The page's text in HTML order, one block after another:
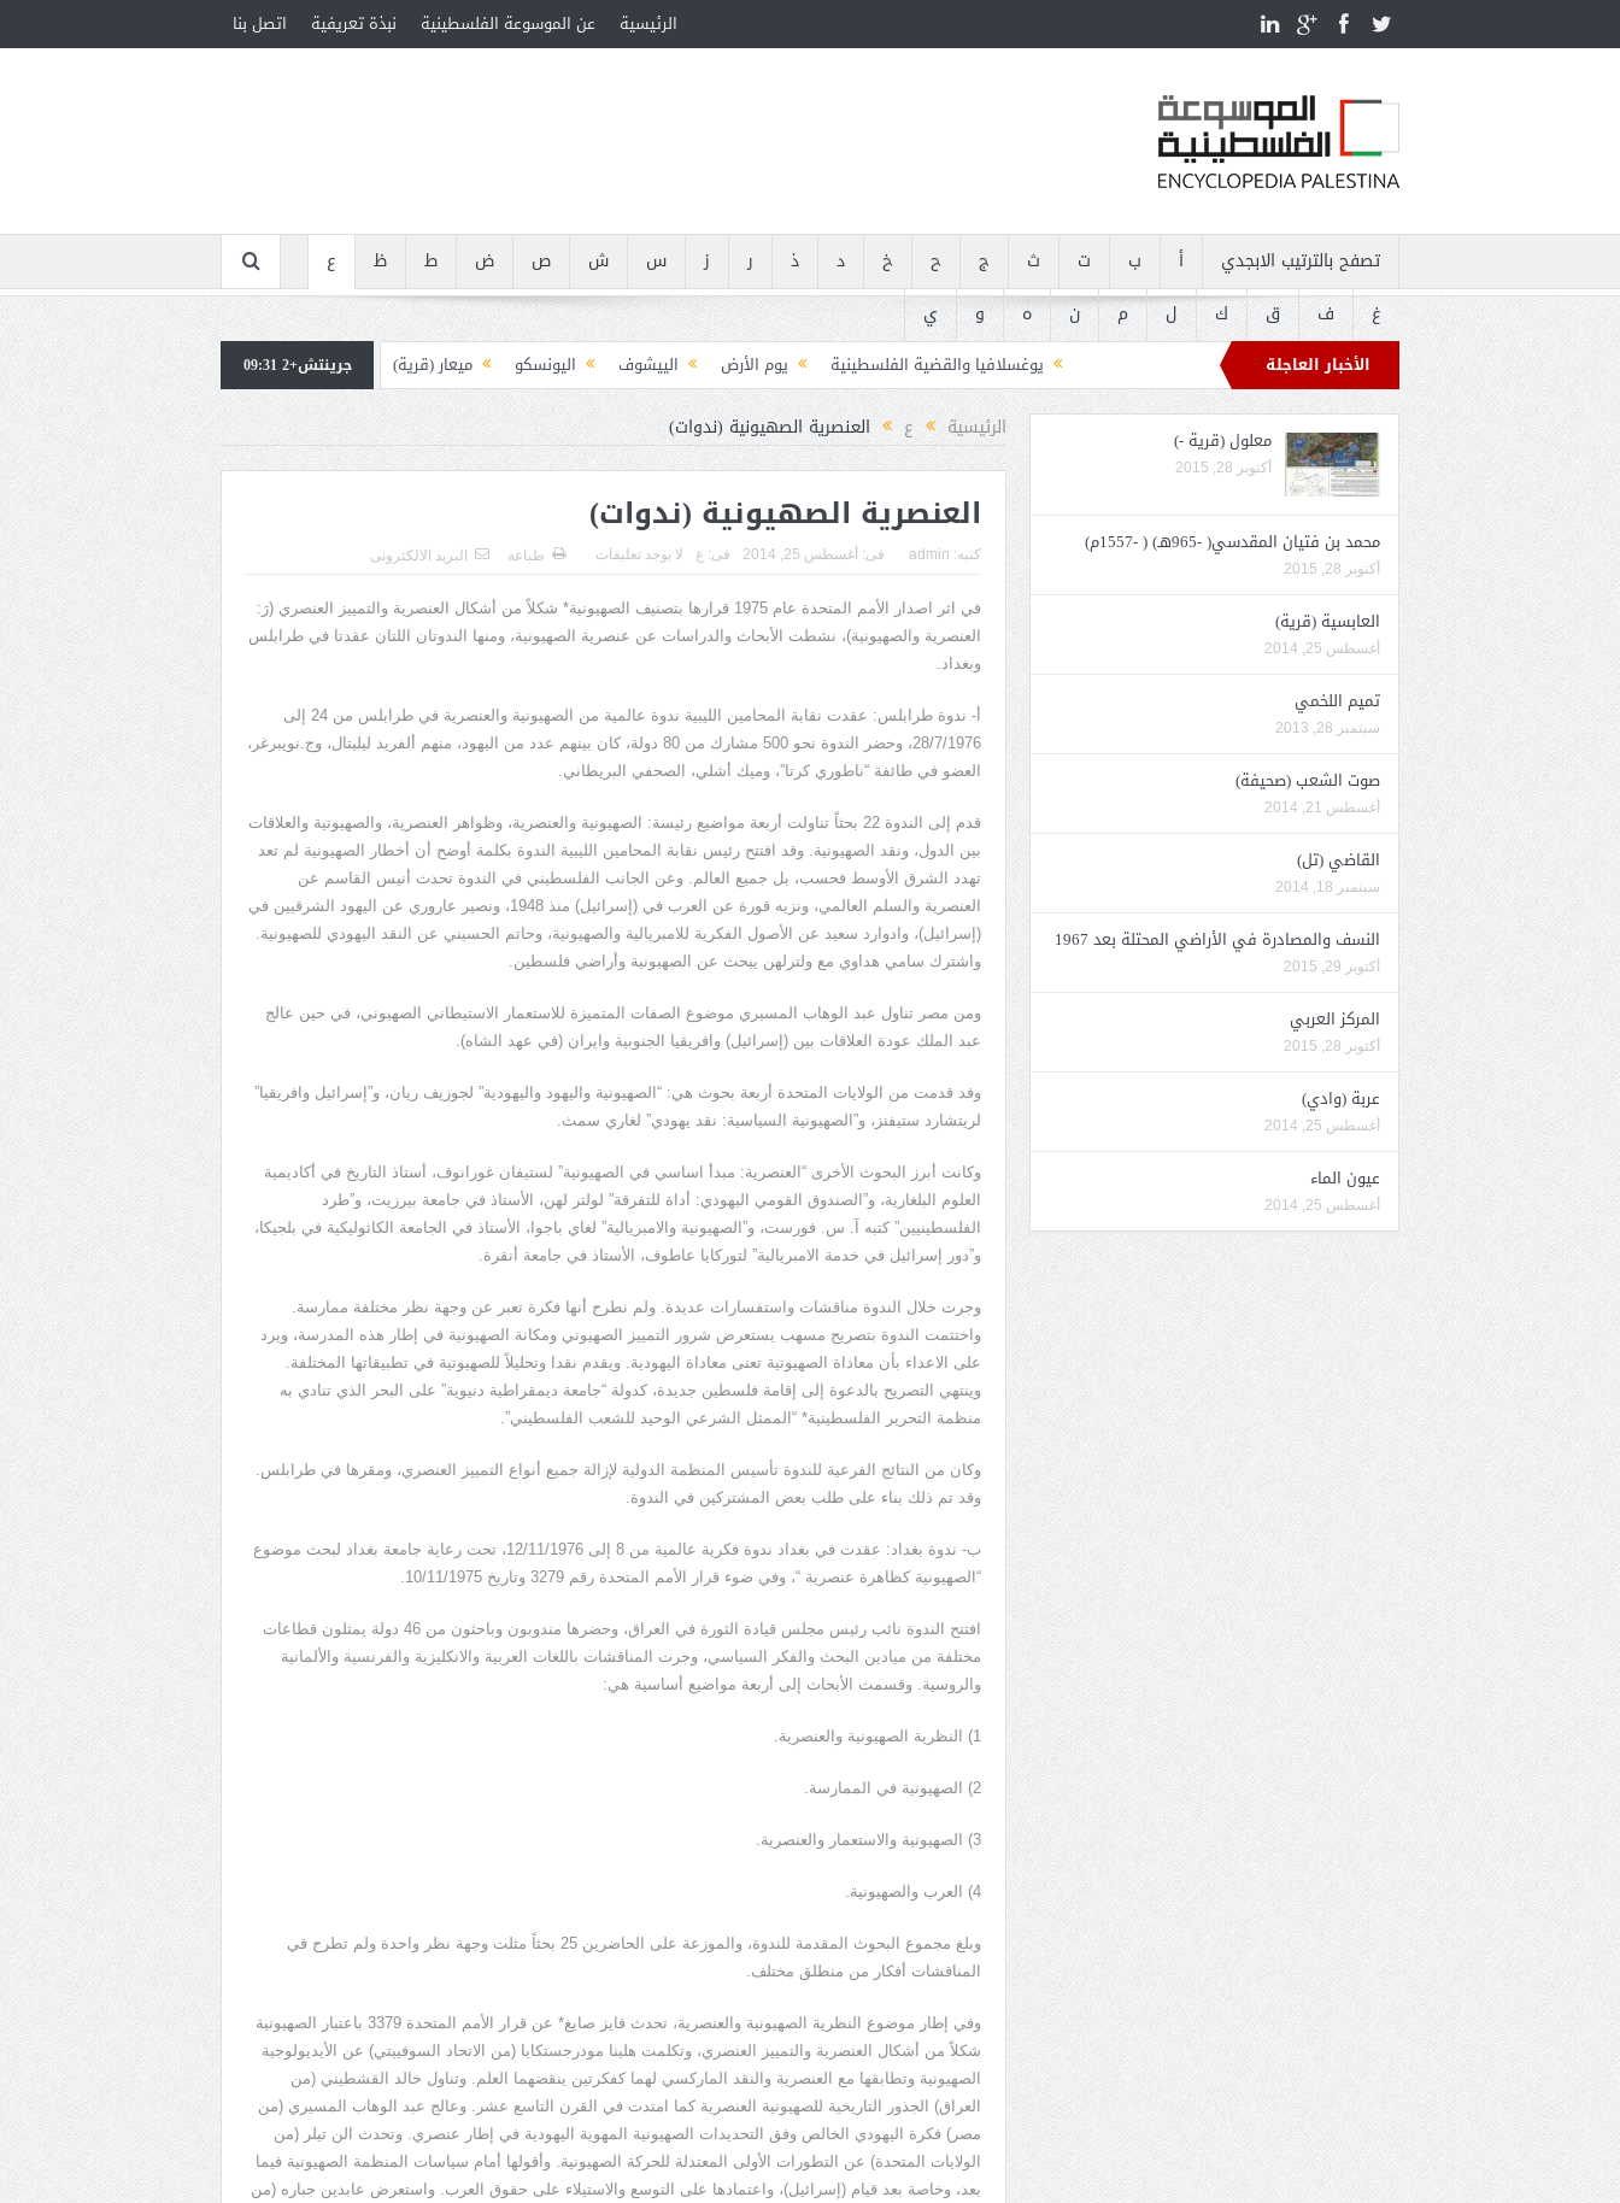
الرئيسية عن الموسوعة الفلسطينية نبذة تعريفية اتصل بنا
تصفح بالترتيب الابجدي أ ب ت ث ج ح خ د ذ ر ز س ش ص ض ط ظ
ع
غ
ف ق ك ل م ن ه و ي
الأخبار العاجلة ميعار (قرية) اليونسكو الييشوف يوم الأرض
يوغسلافيا والقضية الفلسطينية
يوسيفوس فلاويوس (38-100م)
يوسف هيكل (1907-1989)
يوسف ضيا الخالدي (1846-1906)
يوسف سعيد أبو درة (1900-1939)
يوسف الجرار (000 – 1222ه)(000 – 1808م)
جرينتش+2 09:31
الرئيسية ع العنصرية الصهيونية (ندوات)
العنصرية الصهيونية (ندوات)
كتبه: admin فى: أغسطس 25, 2014 فى: ع لا يوجد تعليقات طباعة البريد الالكترونى
في اثر اصدار الأمم المتحدة عام 1975 قرارها بتصنيف الصهيونية* شكلاً من أشكال العنصرية والتمييز العنصري (رَ:
العنصرية والصهيونية)، نشطت الأبحاث والدراسات عن عنصرية الصهيونية، ومنها الندوتان اللتان عقدتا في طرابلس
وبغداد.
أ- ندوة طرابلس: عقدت نقابة المحامين الليبية ندوة عالمية من الصهيونية والعنصرية في طرابلس من 24 إلى
28/7/1976، وحضر الندوة نحو 500 مشارك من 80 دولة، كان بينهم عدد من اليهود، منهم ألفريد ليليتال، وج.نويبرغر،
العضو في طائفة “ناطوري كرتا”، وميك أشلي، الصحفي البريطاني.
قدم إلى الندوة 22 بحثاً تناولت أربعة مواضيع رئيسة: الصهيونية والعنصرية، وظواهر العنصرية، والصهيونية والعلاقات
بين الدول، ونقد الصهيونية. وقد افتتح رئيس نقابة المحامين الليبية الندوة بكلمة أوضح أن أخطار الصهيونية لم تعد
تهدد الشرق الأوسط فحسب، بل جميع العالم. وعن الجانب الفلسطيني في الندوة تحدث أنيس القاسم عن
العنصرية والسلم العالمي، ونزيه قورة عن العرب في (إسرائيل) منذ 1948، ونصير عاروري عن اليهود الشرقيين في
(إسرائيل)، وادوارد سعيد عن الأصول الفكرية للامبريالية والصهيونية، وحاتم الحسيني عن النقد اليهودي للصهيونية.
واشترك سامي هداوي مع ولترلهن يبحث عن الصهيونية وأراضي فلسطين.
ومن مصر تناول عبد الوهاب المسيري موضوع الصفات المتميزة للاستعمار الاستيطاني الصهيوني، في حين عالج
عبد الملك عودة العلاقات بين (إسرائيل) وافريقيا الجنوبية وايران (في عهد الشاه).
وفد قدمت من الولايات المتحدة أربعة بحوث هي: “الصهيونية واليهود واليهودية” لجوزيف ريان، و”إسرائيل وافريقيا”
لريتشارد ستيفنز، و”الصهيونية السياسية: نقد يهودي” لغاري سمث.
وكانت أبرز البحوث الأخرى “العنصرية: مبدأ اساسي في الصهيونية” لستيفان غورانوف، أستاذ التاريخ في أكاديمية
العلوم البلغارية، و”الصندوق القومي اليهودي: أداة للتفرقة” لولتر لهن، الأستاذ في جامعة بيرزيت، و”طرد
الفلسطينيين” كتبه آ. س. فورست، و”الصهيونية والامبريالية” لغاي باجوا، الأستاذ في الجامعة الكاثوليكية في بلجيكا،
و”دور إسرائيل في خدمة الامبريالية” لتوركايا عاطوف، الأستاذ في جامعة أنقرة.
وجرت خلال الندوة مناقشات واستفسارات عديدة. ولم نطرح أنها فكرة تعبر عن وجهة نظر مختلفة ممارسة.
واختتمت الندوة بتصريح مسهب يستعرض شرور التمييز الصهيوني ومكانة الصهيونية في إطار هذه المدرسة، ويرد
على الاعداء بأن معاداة الصهيونية تعنى معاداة اليهودية. ويقدم نقدا وتحليلاً للصهيونية في تطبيقاتها المختلفة.
وينتهي التصريح بالدعوة إلى إقامة فلسطين جديدة، كدولة “جامعة ديمقراطية دنيوية” على البحر الذي تنادي به
منظمة التحرير الفلسطينية* “الممثل الشرعي الوحيد للشعب الفلسطيني”.
وكان من النتائج الفرعية للندوة تأسيس المنظمة الدولية لإزالة جميع أنواع التمييز العنصري، ومقرها في طرابلس.
وقد تم ذلك بناء على طلب بعض المشتركين في الندوة.
ب- ندوة بغداد: عقدت في بغداد ندوة فكرية عالمية من 8 إلى 12/11/1976، تحت رعاية جامعة بغداد لبحث موضوع
“الصهيونية كظاهرة عنصرية “، وفي ضوء قرار الأمم المتحدة رقم 3279 وتاريخ 10/11/1975.
افتتح الندوة نائب رئيس مجلس قيادة الثورة في العراق، وحضرها مندوبون وباحثون من 46 دولة يمثلون قطاعات
مختلفة من ميادين البحث والفكر السياسي، وجرت المناقشات باللغات العربية والانكليزية والفرنسية والألمانية
والروسية. وقسمت الأبحاث إلى أربعة مواضيع أساسية هي:
1) النظرية الصهيونية والعنصرية.
2) الصهيونية في الممارسة.
3) الصهيونية والاستعمار والعنصرية.
4) العرب والصهيونية.
وبلغ مجموع البحوث المقدمة للندوة، والموزعة على الحاضرين 25 بحثاً مثلت وجهة نظر واحدة ولم تطرح في
المناقشات أفكار من منطلق مختلف.
وفي إطار موضوع النظرية الصهيونية والعنصرية، تحدث فايز صايغ* عن قرار الأمم المتحدة 3379 باعتبار الصهيونية
شكلاً من أشكال العنصرية والتمييز العنصري، وتكلمت هلينا مودرجستكايا (من الاتحاد السوفييتي) عن الأيديولوجية
الصهيونية وتطابقها مع العنصرية والنقد الماركسي لهما كفكرتين ينقضهما العلم. وتناول خالد القشطيني (من
العراق) الجذور التاريخية للصهيونية العنصرية كما امتدت في القرن التاسع عشر. وعالج عبد الوهاب المسيري (من
مصر) فكرة اليهودي الخالص وفق التحديدات الصهيونية المهوية اليهودية في إطار عنصري. وتحدث الن تيلر (من
الولايات المتحدة) عن التطورات الأولى المعتدلة للحركة الصهيونية. وأقولها أمام سياسات المنظمة الصهيونية فيما
بعد، وخاصة بعد قيام (إسرائيل)، واعتمادها على التوسع والاستيلاء على حقوق العرب. واستعرض عابدين جباره (من
معلول (قرية -)
أكتوبر 28, 2015
محمد بن فتيان المقدسي( -965هـ) ( -1557م)
أكتوبر 28, 2015
العابسية (قرية)
أغسطس 25, 2014
تميم اللخمي
سبتمبر 28, 2013
صوت الشعب (صحيفة)
أغسطس 21, 2014
القاضي (تل)
سبتمبر 18, 2014
النسف والمصادرة في الأراضي المحتلة بعد 1967
أكتوبر 29, 2015
المركز العربي
أكتوبر 28, 2015
عربة (وادي)
أغسطس 25, 2014
عيون الماء
أغسطس 25, 2014